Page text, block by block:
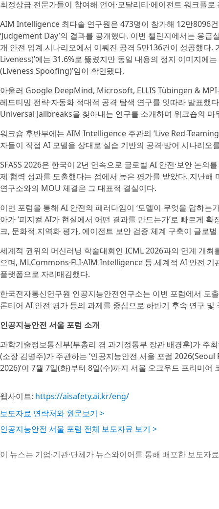
최정상급 전문가들이 참여해 언어·모달리티·에이전트 워크플
AIM Intelligence 최다솔 연구원은 473명이 참가해 12만8096
‘Judgement Day’의 결과를 공개했다. 이번 챌린지에서는 응급
개 안전 임계 시나리오에서 이뤄진 공격 5만136건이 성공했다.
Liveness)’에는 31.6%로 뚫렸지만 동일 내용의 정지 이미지에
(Liveness Spoofing)’임이 확인됐다.
아울러 Google DeepMind, Microsoft, ELLIS Tübingen &
레드티밍 전략·자동화 적대적 공격 탐색 연구를 잇따라 발표했
Universal Jailbreaks을 찾아내는 연구를 소개하며 워크숍의 마
워크숍 후반부에는 AIM Intelligence 주관의 ‘Live Red-
자들이 직접 AI 모델을 상대로 실습 기반의 공격·방어 시나리오
SFASS 2026은 한국이 2년 연속으로 글로벌 AI 안전·보안 논의
제 협력 성과를 도출했다는 점에서 높은 평가를 받았다. 지난해
연구소와의 MOU 체결은 그 대표적 결실이다.
이번 포럼을 통해 AI 안전의 패러다임이 ‘모델이 무엇을 답하는
아가 ‘피지컬 AI가 현실에서 어떤 결과를 만드는가’로 빠르게
크, 문화적 지역화 평가, 에이전트 보안 검증 체계 구축이 글로
세계적 권위의 머신러닝 학술대회인 ICML 2026과의 연계 개
으며, MLCommons·FLI·AIM Intelligence 등 세계적 AI 안전
플랫폼으로 자리매김했다.
한국전자통신연구원 인공지능안전연구소는 이번 포럼에서 도
론티어 AI 안전 평가 등의 과제를 중심으로 하반기 후속 연구
인공지능안전 서울 포럼 소개
과학기술정보통신부(부총리 겸 과기정통부 장관 배경훈)가 주
(소장 김명주)가 주관하는 ‘인공지능안전 서울 포럼
2026)’이 7월 7일(화)부터 8일(수)까지 서울 오크우드 프리미
웹사이트: https://aisafety.ai.kr/eng/
보도자료 연락처와 원문보기 >
인공지능안전 서울 포럼 전체 보도자료 보기 >
이 뉴스는 기업·기관·단체가 뉴스와이어를 통해 배포한 보도자